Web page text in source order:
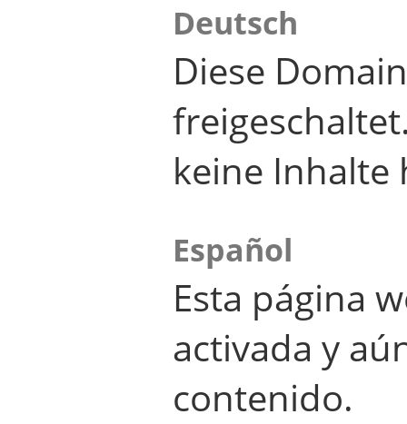
Deutsch
Diese
keine Inhalte
Español
Esta página
activada y
contenido.